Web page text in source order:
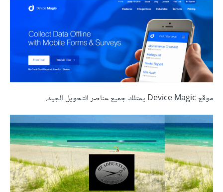
موقع Device Magic يمتلك جميع عناصر التحويل الجيد.